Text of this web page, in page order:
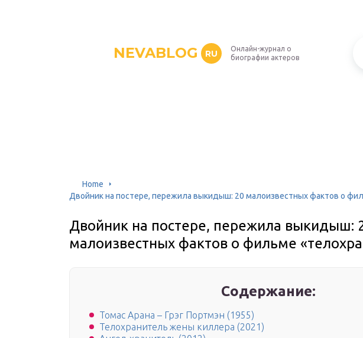
NEVABLOG RU
Онлайн-журнал о
биографии актеров
Home
Двойник на постере, пережила выкидыш: 20 малоизвестных фактов о
Двойник на постере, пережила выкидыш:
малоизвестных фактов о фильме
Содержание:
Томас Арана – Грэг Портмэн (1955)
Телохранитель жены киллера (2021)